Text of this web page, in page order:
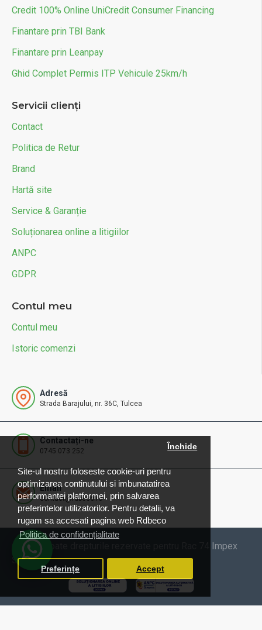
Site-ul nostru foloseste cookie-uri pentru
optimizarea continutului si imbunatatirea
performantei platformei, prin salvarea
preferintelor utilizatorilor. Pentru detalii, va
rugam sa accesati pagina web Rdbeco
Politica de confidențialitate
Închide
Preferințe Accept
Credit 100% Online UniCredit Consumer Financing
Finantare prin TBI Bank
Finantare prin Leanpay
Ghid Complet Permis ITP Vehicule 25km/h
Servicii clienți
Contact
Politica de Retur
Brand
Hartă site
Service & Garanție
Soluționarea online a litigiilor
ANPC
GDPR
Contul meu
Contul meu
Istoric comenzi
Adresă
Strada Barajului, nr. 36C, Tulcea
Contactați-ne
0745.073.252
Email
contact@rdbeco.ro
© 2025 Toate drepturile rezervate pentru Rac 74 Impex
SRL